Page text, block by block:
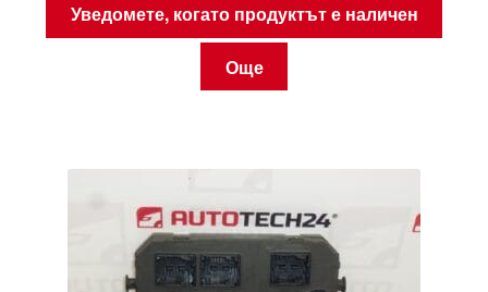
Уведомете, когато продуктът е наличен
Още